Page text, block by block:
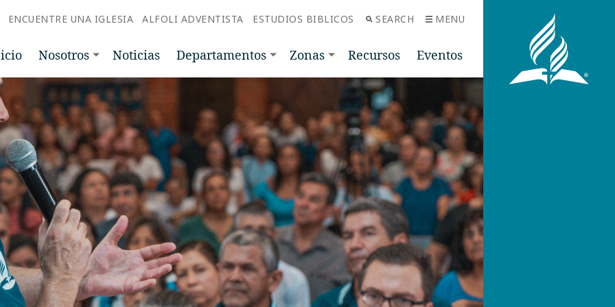
ENCUENTRE UNA IGLESIA ALFOLI ADVENTISTA ESTUDIOS BIBLICOS SEARCH MENU
Nosotros Noticias Departamentos Zonas Recursos Eventos